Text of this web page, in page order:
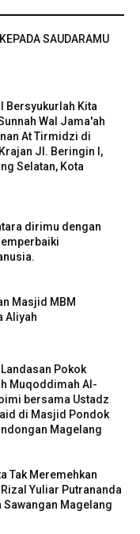
SAUDARAMU
Bersyukurlah Kita
Wal Jama'ah
At Tirmidzi di
Jl. Beringin I,
Selatan, Kota
dirimu dengan
Masjid MBM
Aliyah
Pokok
Muqoddimah Al-
bersama Ustadz
di Masjid Pondok
Magelang
Tak Meremehkan
Yuliar Putrananda
Magelang